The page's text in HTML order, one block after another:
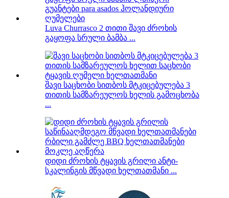
Luva Churrasco 2 თითი შავი ძროხის
გაყოფა სრული ბამბა ...
შავი საცხობი სითბოს მტკიცებულება 3
თითის სამზარეულოს ხელის გამოცხობა
...
დიდი ძროხის ტყავის გრილი ანტი-
სკალინგის მწვადი ხელთათმანი ...